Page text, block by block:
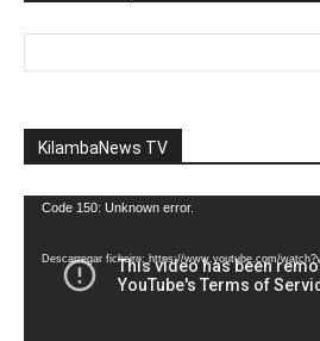
KilambaNews TV
Reprodutor
vídeo
Code 150: Unknown error.
Descarregar ficheiro: https://www.youtube.com/